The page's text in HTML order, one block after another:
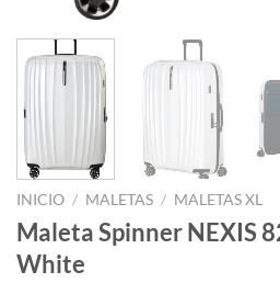
INICIO / MALETAS / MALETAS XL
Maleta Spinner NEXIS
White